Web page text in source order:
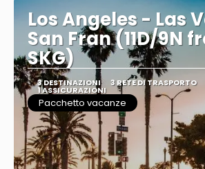
Los Angeles - Las
San Fran (11D/9N
SKG)
3 DESTINAZIONI 3 RETE DI TRASPORTO
1 ASSICURAZIONI
Pacchetto vacanze